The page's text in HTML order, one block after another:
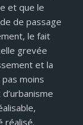
et que le
de passage
le fait
grevée
et la
moins
réalisé.